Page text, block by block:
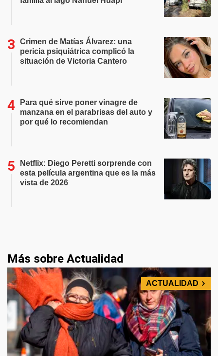
Crimen de Matías Álvarez: una
pericia psiquiátrica complicó la
situación de Victoria Cantero
Para qué sirve poner vinagre de
manzana en el parabrisas del auto y
por qué lo recomiendan
Netflix: Diego Peretti sorprende con
esta película argentina que es la más
vista de 2026
Más sobre Actualidad
ACTUALIDAD